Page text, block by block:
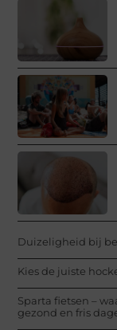
Duizeligheid bij
Kies de juiste
Sparta fietsen –
gezond en fris